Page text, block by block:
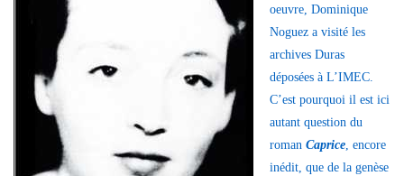
oeuvre, Dominique
Noguez a visité les
archives Duras
déposées à L’IMEC.
C’est pourquoi il est ici
autant question du
romanCaprice, encore
inédit, que de la genèse